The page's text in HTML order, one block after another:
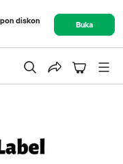
diskon
Buka